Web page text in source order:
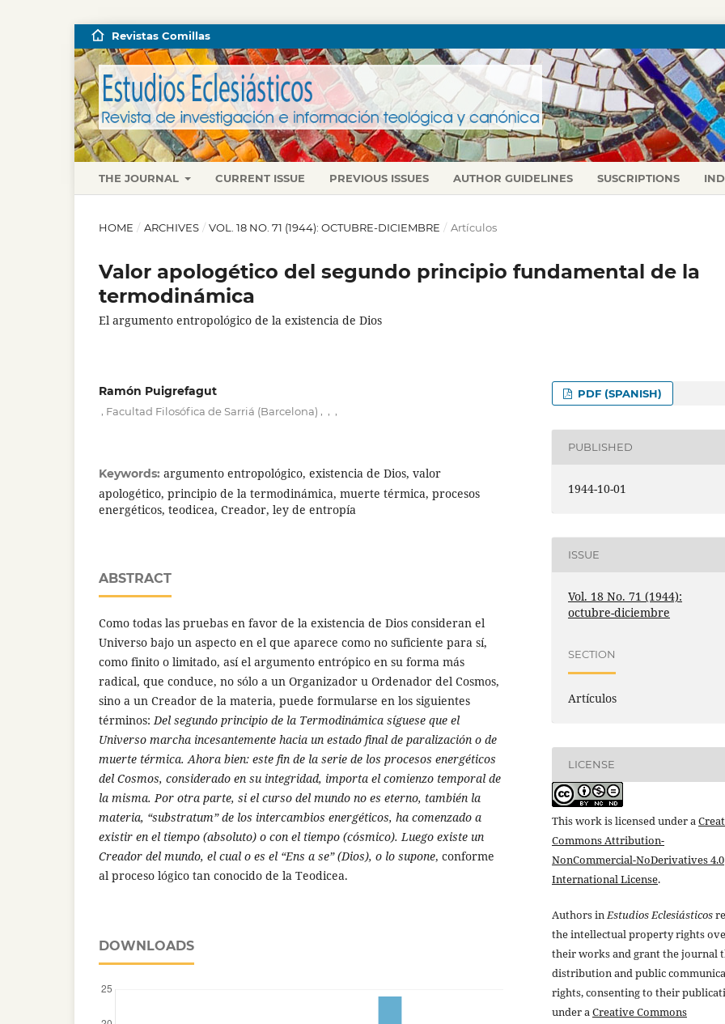
THE JOURNAL CURRENT ISSUE PREVIOUS ISSUES AUTHOR GUIDELINES SUSCRIPTIONS
Revistas Comillas
HOME / ARCHIVES / VOL. 18 NO. 71 (1944): OCTUBRE-DICIEMBRE / Artículos
Valor apologético del segundo principio fundamental de la
termodinámica
El argumento entropológico de la existencia de Dios
Ramón Puigrefagut
Facultad Filosófica de Sarriá (Barcelona)
Keywords: argumento entropológico, existencia de Dios, valor
apologético, principio de la termodinámica, muerte térmica, procesos
energéticos, teodicea, Creador, ley de entropía
ABSTRACT
Como todas las pruebas en favor de la existencia de Dios consideran el
Universo bajo un aspecto en el que aparece como no suficiente para sí,
como finito o limitado, así el argumento entrópico en su forma más
radical, que conduce, no sólo a un Organizador u Ordenador del Cosmos,
sino a un Creador de la materia, puede formularse en los siguientes
términos:Del segundo principio de la Termodinámica síguese que el
Universo marcha incesantemente hacia un estado final de paralización o de
muerte térmica. Ahora bien: este fin de la serie de los procesos energéticos
del Cosmos, considerado en su integridad, importa el comienzo temporal de
la misma. Por otra parte, si el curso del mundo no es eterno, también la
materia, “substratum” de los intercambios energéticos, ha comenzado a
existir en el tiempo (absoluto) o con el tiempo (cósmico). Luego existe un
Creador del mundo, el cual o es el “Ens a se” (Dios), o lo supone, conforme
al proceso lógico tan conocido de la Teodicea.
DOWNLOADS
PDF (SPANISH)
PUBLISHED
1944-10-01
ISSUE
Vol. 18 No. 71 (1944):
octubre-diciembre
SECTION
Artículos
LICENSE
This work is licensed under a
Commons Attribution-
NonCommercial-NoDerivatives 4.0
International License.
Authors inEstudios Eclesiásticos
the intellectual property rights
their works and grant the journal
distribution and public
rights, consenting to their
under aCreative Commons